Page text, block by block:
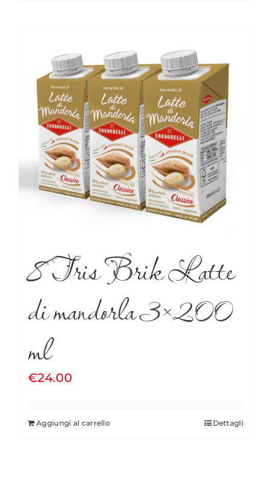
8 Tris Brik Latte
di mandorla 3×200
ml
€24.00
Aggiungi al carrello Dettagli